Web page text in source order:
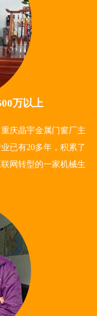
万以上
庆晶宇金属门窗厂主
已有20多年，积累了
网转型的一家机械生